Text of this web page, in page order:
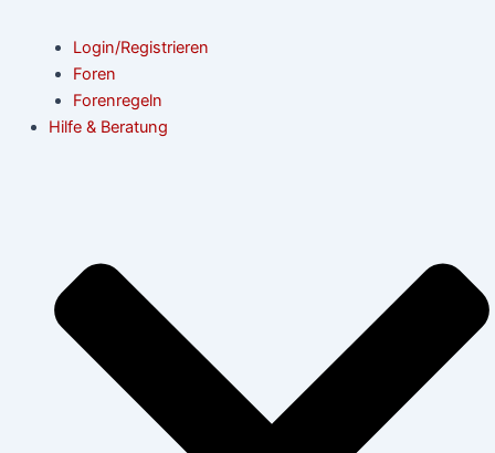
Login/Registrieren
Foren
Forenregeln
Hilfe & Beratung